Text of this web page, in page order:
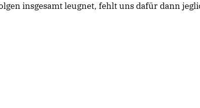
insgesamt leugnet, fehlt uns dafür dann